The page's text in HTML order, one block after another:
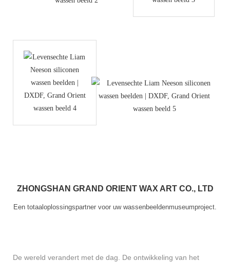
ZHONGSHAN GRAND ORIENT WAX ART CO., LTD
Een totaaloplossingspartner voor uw wassenbeeldenmuseumproject.
De wereld verandert met de dag. De ontwikkeling van het